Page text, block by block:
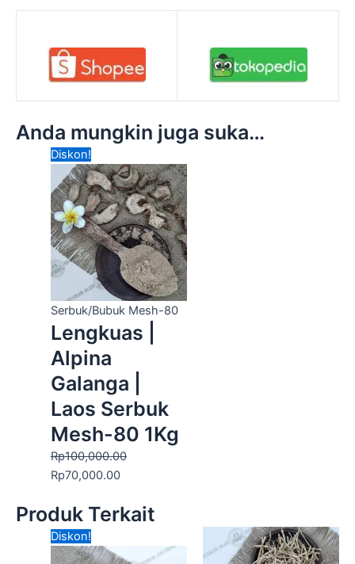
Anda mungkin juga suka…
Diskon!
Serbuk/Bubuk Mesh-80
Lengkuas |
Alpina
Galanga |
Laos Serbuk
Mesh-80 1Kg
Rp100,000.00
Harga
aslinya
adalah:
Rp100,000.00.
Rp70,000.00
saat
ini
adalah:
Rp70,000.00.
Produk Terkait
Diskon!
Harga
aslinya